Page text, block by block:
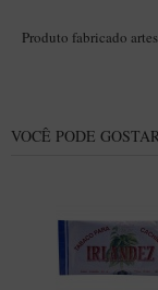
Isqueiros
Produto fabricado
VOCÊ PODE